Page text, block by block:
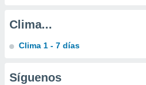
Clima...
Clima 1 - 7 días
Síguenos